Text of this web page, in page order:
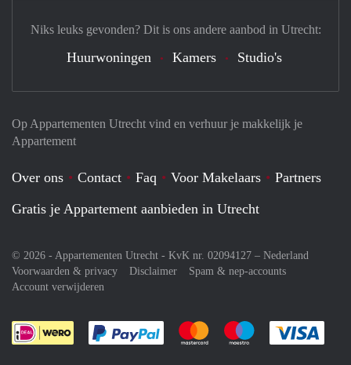
Op Appartementen Utrecht vind en verhuur je makkelijk je
Appartement
Over ons Contact Faq Voor Makelaars
Partners
Gratis je Appartement aanbieden in Utrecht
© 2026 - Appartementen Utrecht - KvK nr. 02094127 – Nederland
Voorwaarden & privacy
Disclaimer
Spam & nep-accounts
Account verwijderen
Je rekent gemakkelijk af met Paypal
Je rekent gemakkelijk af met
Je rekent
Niks leuks gevonden? Dit is ons andere aanbod in Utrecht:
Huurwoningen Kamers Studio's